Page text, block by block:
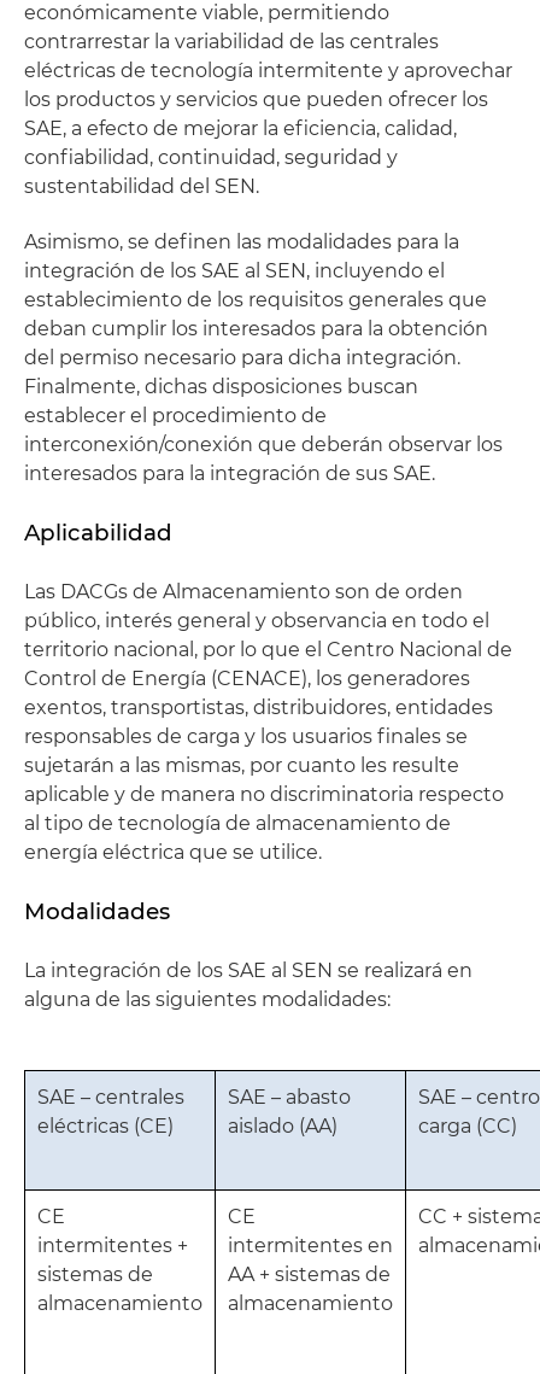
económicamente viable, permitiendo
contrarrestar la variabilidad de las centrales
eléctricas de tecnología intermitente y aprovechar
los productos y servicios que pueden ofrecer los
SAE, a efecto de mejorar la eficiencia, calidad,
confiabilidad, continuidad, seguridad y
sustentabilidad del SEN.
Asimismo, se definen las modalidades para la
integración de los SAE al SEN, incluyendo el
establecimiento de los requisitos generales que
deban cumplir los interesados para la obtención
del permiso necesario para dicha integración.
Finalmente, dichas disposiciones buscan
establecer el procedimiento de
interconexión/conexión que deberán observar los
interesados para la integración de sus SAE.
Aplicabilidad
Las DACGs de Almacenamiento son de orden
público, interés general y observancia en todo el
territorio nacional, por lo que el Centro Nacional de
Control de Energía (CENACE), los generadores
exentos, transportistas, distribuidores, entidades
responsables de carga y los usuarios finales se
sujetarán a las mismas, por cuanto les resulte
aplicable y de manera no discriminatoria respecto
al tipo de tecnología de almacenamiento de
energía eléctrica que se utilice.
Modalidades
La integración de los SAE al SEN se realizará en
alguna de las siguientes modalidades:
SAE – centrales
eléctricas (CE)
SAE – abasto
aislado (AA)
SAE –
carga (CC)
CE
intermitentes +
sistemas de
almacenamiento
CE
intermitentes en
AA + sistemas de
almacenamiento
CC +